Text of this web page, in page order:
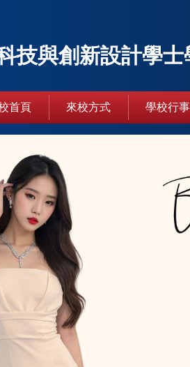
技與創新設計學士
首頁 來校方式 學校行